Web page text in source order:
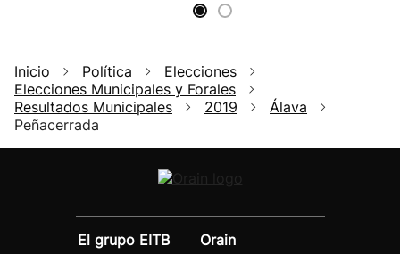
Inicio Política
Elecciones
Elecciones Municipales y Forales
Resultados Municipales
2019
Álava
Peñacerrada
El grupo EITB
Orain